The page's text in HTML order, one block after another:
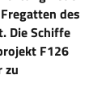
des
Die Schiffe
F126
zu